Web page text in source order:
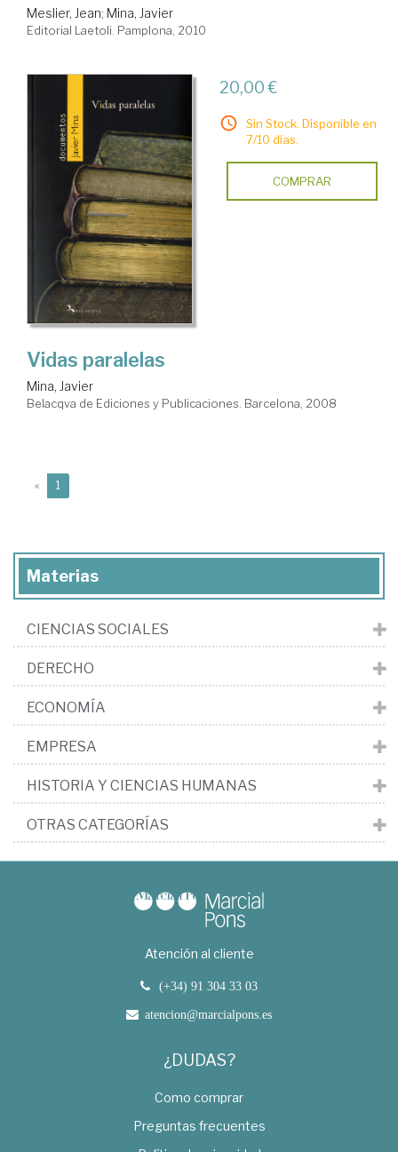
Meslier, Jean; Mina, Javier
Editorial Laetoli. Pamplona, 2010
20,00 €
Sin Stock. Disponible en
7/10 días.
COMPRAR
Vidas paralelas
Mina, Javier
Belacqva de Ediciones y Publicaciones. Barcelona, 2008
« 1
Materias
CIENCIAS SOCIALES
DERECHO
ECONOMÍA
EMPRESA
HISTORIA Y CIENCIAS HUMANAS
OTRAS CATEGORÍAS
Atención al cliente
(+34) 91 304 33 03
atencion@marcialpons.es
¿DUDAS?
Como comprar
Preguntas frecuentes